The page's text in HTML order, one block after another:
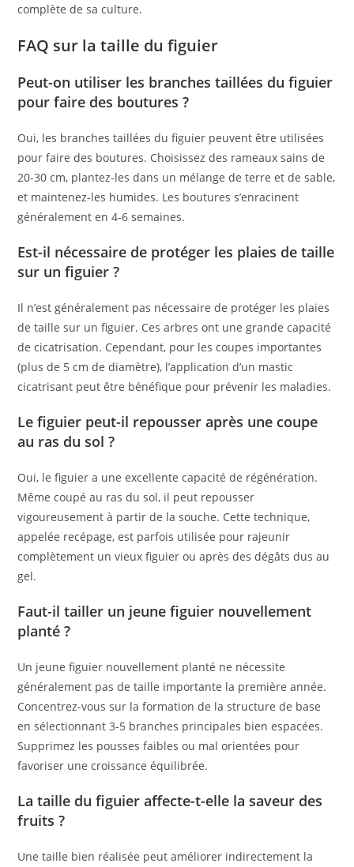
complète de sa culture.
FAQ sur la taille du figuier
Peut-on utiliser les branches taillées du figuier
pour faire des boutures ?
Oui, les branches taillées du figuier peuvent être utilisées
pour faire des boutures. Choisissez des rameaux sains de
20-30 cm, plantez-les dans un mélange de terre et de sable,
et maintenez-les humides. Les boutures s’enracinent
généralement en 4-6 semaines.
Est-il nécessaire de protéger les plaies de taille
sur un figuier ?
Il n’est généralement pas nécessaire de protéger les plaies
de taille sur un figuier. Ces arbres ont une grande capacité
de cicatrisation. Cependant, pour les coupes importantes
(plus de 5 cm de diamètre), l’application d’un mastic
cicatrisant peut être bénéfique pour prévenir les maladies.
Le figuier peut-il repousser après une coupe
au ras du sol ?
Oui, le figuier a une excellente capacité de régénération.
Même coupé au ras du sol, il peut repousser
vigoureusement à partir de la souche. Cette technique,
appelée recépage, est parfois utilisée pour rajeunir
complètement un vieux figuier ou après des dégâts dus au
gel.
Faut-il tailler un jeune figuier nouvellement
planté ?
Un jeune figuier nouvellement planté ne nécessite
généralement pas de taille importante la première année.
Concentrez-vous sur la formation de la structure de base
en sélectionnant 3-5 branches principales bien espacées.
Supprimez les pousses faibles ou mal orientées pour
favoriser une croissance équilibrée.
La taille du figuier affecte-t-elle la saveur des
fruits ?
Une taille bien réalisée peut améliorer indirectement la